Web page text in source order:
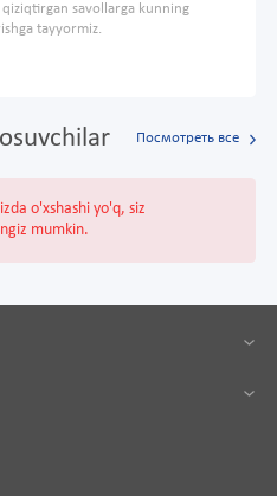
qiziqtirgan savollarga kunning
tayyormiz.
Посмотреть все
o'xshashi yo'q, siz
mumkin.